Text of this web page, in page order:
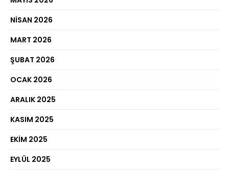
NISAN 2026
MART 2026
ŞUBAT 2026
OCAK 2026
ARALIK 2025
KASIM 2025
EKIM 2025
EYLÜL 2025